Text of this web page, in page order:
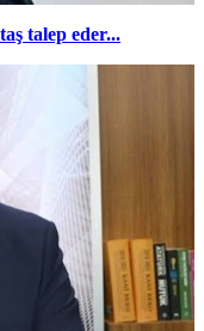
talep eder...